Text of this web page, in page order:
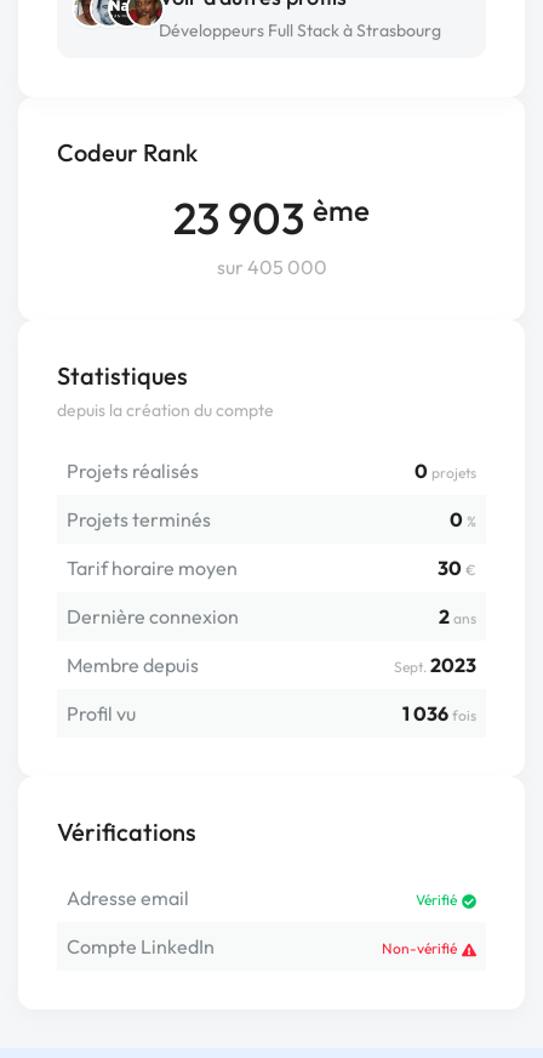
Codeur Rank
23 903 ème
sur 405 000
Statistiques
depuis la création du compte
Projets réalisés 0 projets
Projets terminés 0 %
Tarif horaire moyen 30 €
Dernière connexion 2 ans
Membre depuis Sept. 2023
Profil vu
1 036 fois
Vérifications
Adresse email Vérifié
Compte LinkedIn Non-vérifié
Développeurs Full Stack à Strasbourg